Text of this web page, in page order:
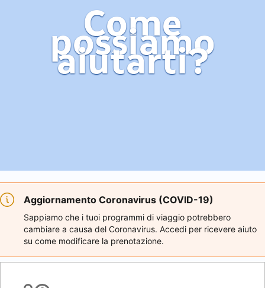
Come
possiamo
aiutarti?
Aggiornamento Coronavirus (COVID-19)
Sappiamo che i tuoi programmi di viaggio potrebbero
cambiare a causa del Coronavirus. Accedi per ricevere aiuto
su come modificare la prenotazione.